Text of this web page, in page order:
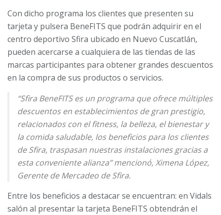
Con dicho programa los clientes que presenten su
tarjeta y pulsera BeneFITS que podrán adquirir en el
centro deportivo Sfira ubicado en Nuevo Cuscatlán,
pueden acercarse a cualquiera de las tiendas de las
marcas participantes para obtener grandes descuentos
en la compra de sus productos o servicios.
“Sfira BeneFITS es un programa que ofrece múltiples
descuentos en establecimientos de gran prestigio,
relacionados con el fitness, la belleza, el bienestar y
la comida saludable, los beneficios para los clientes
de Sfira, traspasan nuestras instalaciones gracias a
esta conveniente alianza” mencionó, Ximena López,
Gerente de Mercadeo de Sfira.
Entre los beneficios a destacar se encuentran: en Vidals
salón al presentar la tarjeta BeneFITS obtendrán el